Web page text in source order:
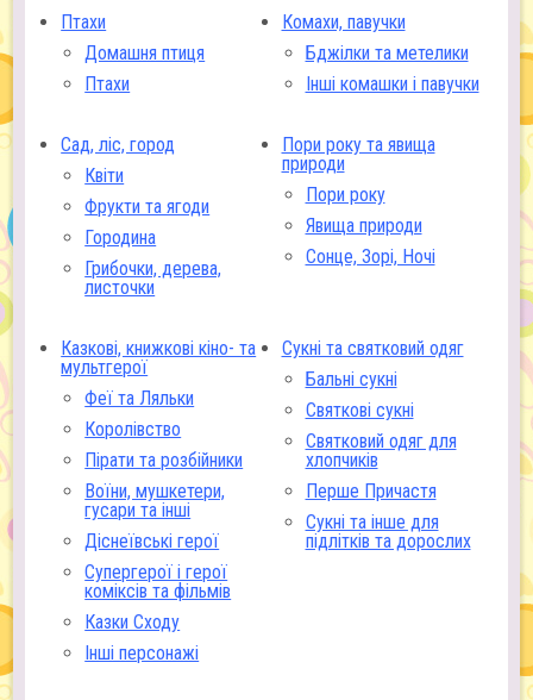
Птахи
Домашня птиця
Птахи
Комахи, павучки
Бджілки та метелики
Інші комашки і павучки
Сад, ліс, город
Квіти
Фрукти та ягоди
Городина
Грибочки, дерева,
листочки
Пори року та явища
природи
Пори року
Явища природи
Сонце, Зорі, Ночі
Казкові, книжкові кіно- та
мультгерої
Феї та Ляльки
Королівство
Пірати та розбійники
Воїни, мушкетери,
гусари та інші
Діснеївські герої
Супергерої і герої
коміксів та фільмів
Казки Сходу
Інші персонажі
Сукні та святковий одяг
Бальні сукні
Святкові сукні
Святковий одяг для
хлопчиків
Перше Причастя
Сукні та інше для
підлітків та дорослих